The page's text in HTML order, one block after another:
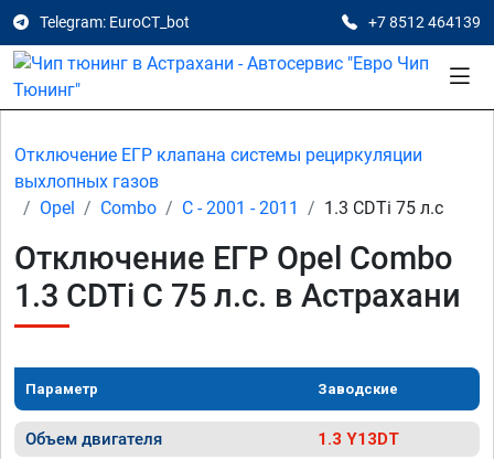
Telegram: EuroCT_bot +7 8512 464139
Отключение ЕГР клапана системы рециркуляции
выхлопных газов
Opel
Combo C - 2001 - 2011 1.3 CDTi 75 л.с
Отключение ЕГР Opel Combo
1.3 CDTi C 75 л.с. в Астрахани
Параметр Заводские
Объем двигателя 1.3 Y13DT